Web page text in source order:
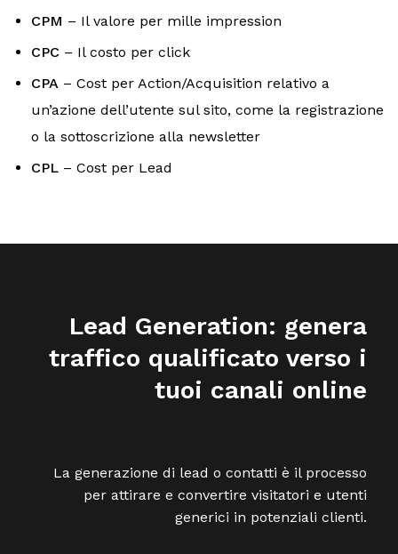
CPM – Il valore per mille impression
CPC – Il costo per click
CPA – Cost per Action/Acquisition relativo a
un’azione dell’utente sul sito, come la registrazione
o la sottoscrizione alla newsletter
CPL – Cost per Lead
Lead Generation: genera
traffico qualificato verso i
tuoi canali online
La generazione di lead o contatti è il processo
per attirare e convertire visitatori e utenti
generici in potenziali clienti.